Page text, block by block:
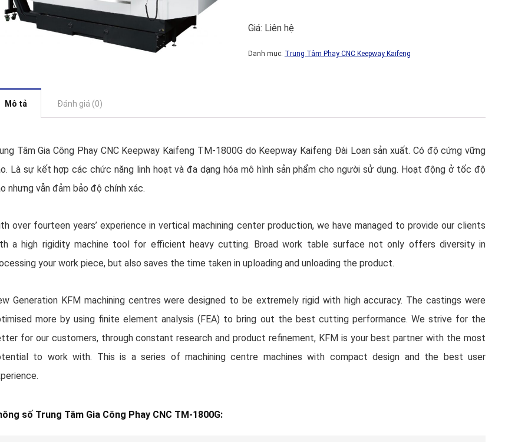
Giá: Liên hệ
Danh mục: Trung Tâm Phay CNC Keepway Kaifeng
Mô tả Đánh giá (0)
Tâm Gia Công Phay CNC Keepway Kaifeng TM-1800G do Keepway Kaifeng Đài Loan sản xuất. Có độ cứng vững
Là sự kết hợp các chức năng linh hoạt và đa dạng hóa mô hình sản phẩm cho người sử dụng. Hoạt động ở tốc độ
nhưng vẫn đảm bảo độ chính xác.
over fourteen years’ experience in vertical machining center production, we have managed to provide our clients
a high rigidity machine tool for efficient heavy cutting. Broad work table surface not only offers diversity in
your work piece, but also saves the time taken in uploading and unloading the product.
Generation KFM machining centres were designed to be extremely rigid with high accuracy. The castings were
more by using finite element analysis (FEA) to bring out the best cutting performance. We strive for the
for our customers, through constant research and product refinement, KFM is your best partner with the most
to work with. This is a series of machining centre machines with compact design and the best user
số Trung Tâm Gia Công Phay CNC TM-1800G: